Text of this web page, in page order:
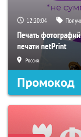
12:20:04
Печать
печати netPrint
Россия
Промокод